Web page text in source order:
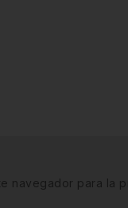
navegador para la